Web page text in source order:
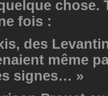
chose.
fois :
des
même
signes… »